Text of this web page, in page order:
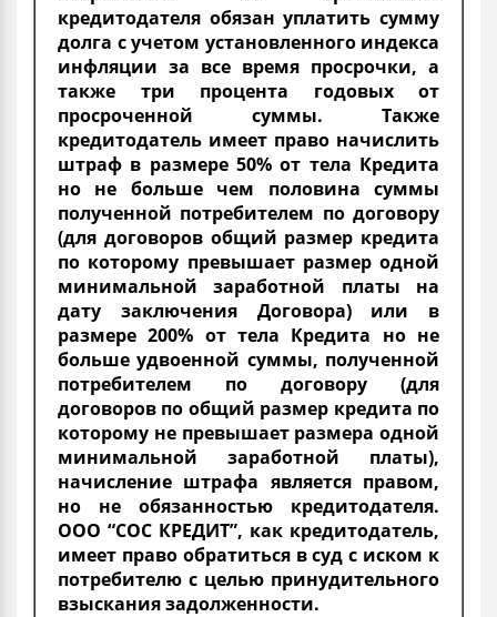
кредитодателя обязан уплатить сумму
долга с учетом установленного индекса
инфляции за все время просрочки, а
также три процента годовых от
просроченной суммы. Также
кредитодатель имеет право начислить
штраф в размере 50% от тела Кредита
но не больше чем половина суммы
полученной потребителем по договору
(для договоров общий размер кредита
по которому превышает размер одной
минимальной заработной платы на
дату заключения Договора) или в
размере 200% от тела Кредита но не
больше удвоенной суммы, полученной
потребителем по договору (для
договоров по общий размер кредита по
которому не превышает размера одной
минимальной заработной платы),
начисление штрафа является правом,
но не обязанностью кредитодателя.
ООО “СОС КРЕДИТ”, как кредитодатель,
имеет право обратиться в суд с иском к
потребителю с целью принудительного
взыскания задолженности.